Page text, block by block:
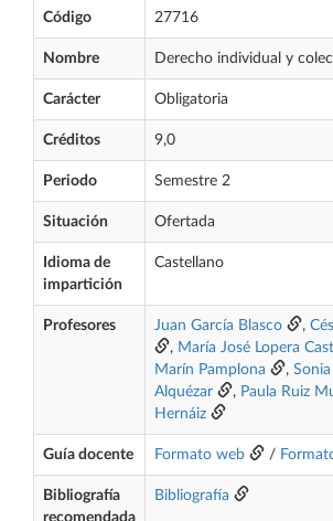
Código 27716
Nombre Derecho individual y
Carácter Obligatoria
Créditos 9,0
Periodo Semestre 2
Situación Ofertada
Idioma de
impartición
Castellano
Profesores Juan García Blasco ,
, María José Lopera
Marín Pamplona
,
Alquézar
, Paula Ruiz
Hernáiz
Guía docente Formato web /
Bibliografía
recomendada
Bibliografía